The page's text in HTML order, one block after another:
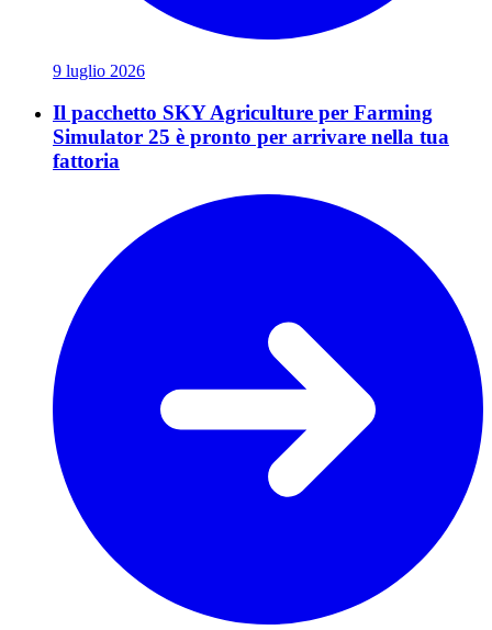
9 luglio 2026
Il pacchetto SKY Agriculture per Farming
Simulator 25 è pronto per arrivare nella tua
fattoria